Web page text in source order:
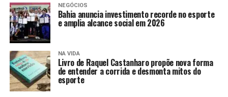
NEGÓCIOS
Bahia anuncia investimento recorde no esporte
e amplia alcance social em 2026
NA VIDA
Livro de Raquel Castanharo propõe nova forma
de entender a corrida e desmonta mitos do
esporte